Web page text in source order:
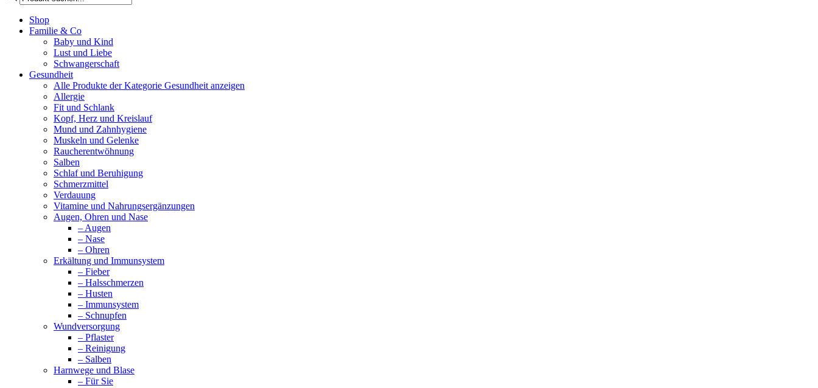
search
page
opens
Shop
Familie & Co
Baby und Kind
Lust und Liebe
Schwangerschaft
Gesundheit
Alle Produkte der Kategorie Gesundheit anzeigen
Allergie
Fit und Schlank
Kopf, Herz und Kreislauf
Mund und Zahnhygiene
Muskeln und Gelenke
Raucherentwöhnung
Salben
Schlaf und Beruhigung
Schmerzmittel
Verdauung
Vitamine und Nahrungsergänzungen
Augen, Ohren und Nase
– Augen
– Nase
– Ohren
Erkältung und Immunsystem
– Fieber
– Halsschmerzen
– Husten
– Immunsystem
– Schnupfen
Wundversorgung
– Pflaster
– Reinigung
– Salben
Harnwege und Blase
– Für Sie